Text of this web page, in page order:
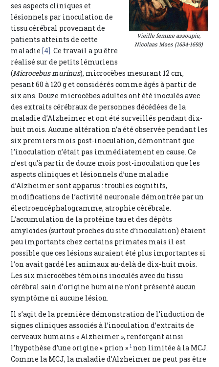
Vieille femme assoupie,
Nicolaas Maes (1634-1693)
ses aspects cliniques et
lésionnels par inoculation de
tissu cérébral provenant de
patients atteints de cette
maladie[4]. Ce travail a pu être
réalisé sur de petits lémuriens
(Microcebus murinus), microcèbes mesurant 12 cm,
pesant 60 à 120 g et considérés comme âgés à partir de
six ans. Douze microcèbes adultes ont été inoculés avec
des extraits cérébraux de personnes décédées de la
maladie d’Alzheimer et ont été surveillés pendant dix-
huit mois. Aucune altération n’a été observée pendant les
six premiers mois post-inoculation, démontrant que
l’inoculation n’était pas immédiatement en cause. Ce
n’est qu’à partir de douze mois post-inoculation que les
aspects cliniques et lésionnels d’une maladie
d’Alzheimer sont apparus : troubles cognitifs,
modifications de l’activité neuronale démontrée par un
électroencéphalogramme, atrophie cérébrale.
L’accumulation de la protéine tau et des dépôts
amyloïdes (surtout proches du site d’inoculation) étaient
peu importants chez certains primates mais il est
possible que ces lésions auraient été plus importantes si
l’on avait gardé les animaux au-delà de dix-huit mois.
Les six microcèbes témoins inoculés avec du tissu
cérébral sain d’origine humaine n’ont présenté aucun
symptôme ni aucune lésion.
Il s’agit de la première démonstration de l’induction de
signes cliniques associés à l’inoculation d’extraits de
cerveaux humains « Alzheimer », renforçant ainsi
l’hypothèse d’une origine « prion » 1 non limitée à la MCJ.
Comme la MCJ, la maladie d’Alzheimer ne peut pas être